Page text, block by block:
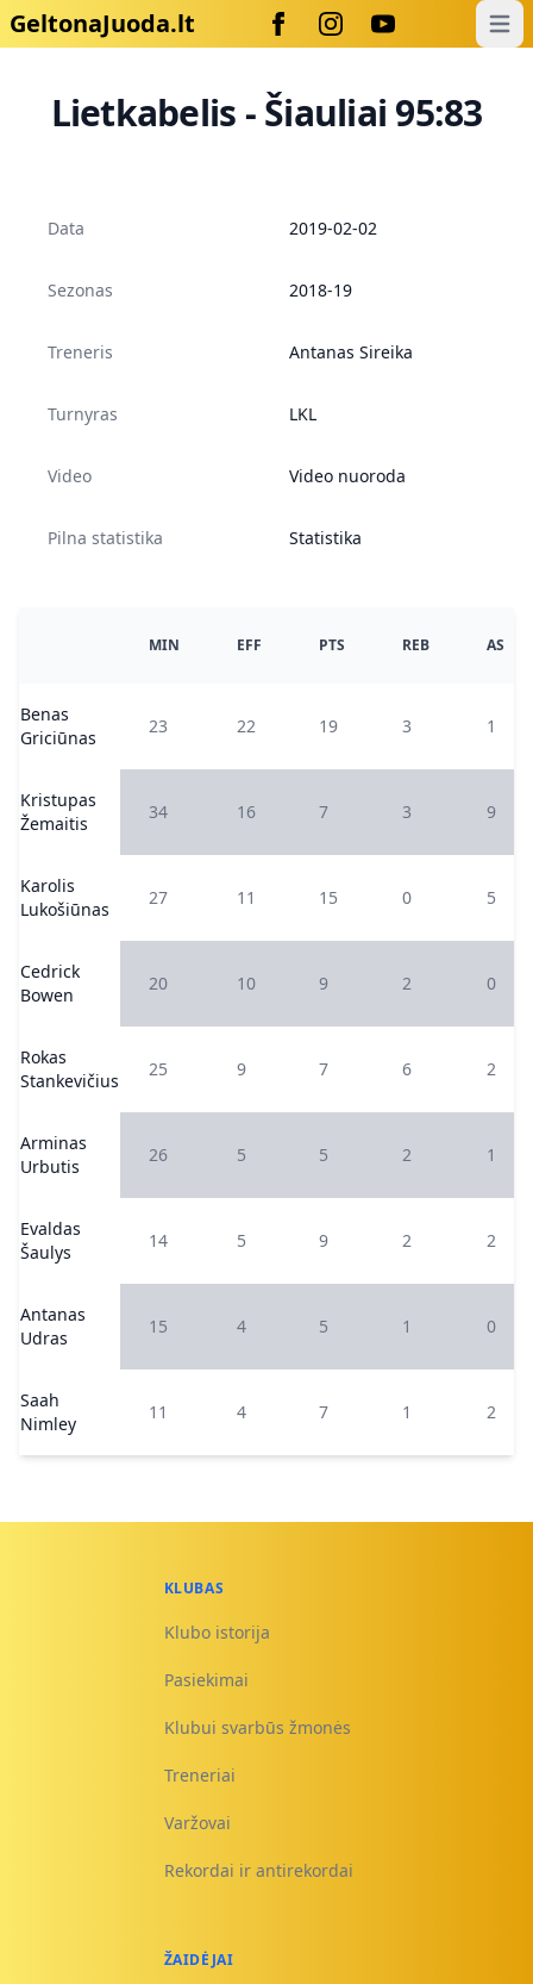
GeltonaJuoda.lt
Lietkabelis - Šiauliai 95:83
Data 2019-02-02
Sezonas 2018-19
Treneris Antanas Sireika
Turnyras LKL
Video Video nuoroda
Pilna statistika Statistika
MIN EFF PTS REB AS
Benas
Griciūnas
23 22 19 3 1
Kristupas
Žemaitis
34 16 7 3 9
Karolis
Lukošiūnas
27 11 15 0 5
Cedrick
Bowen
20 10 9 2 0
Rokas
Stankevičius
25 9 7 6 2
Arminas
Urbutis
26 5 5 2 1
Evaldas
Šaulys
14 5 9 2 2
Antanas
Udras
15 4 5 1 0
Saah
Nimley
11 4 7 1 2
KLUBAS
Klubo istorija
Pasiekimai
Klubui svarbūs žmonės
Treneriai
Varžovai
Rekordai ir antirekordai
ŽAIDĖJAI